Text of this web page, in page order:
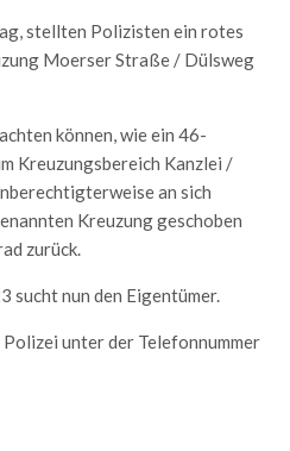
stellten Polizisten ein rotes
Moerser Straße / Dülsweg
können, wie ein 46-
Kreuzungsbereich Kanzlei /
an sich
Kreuzung geschoben
zurück.
sucht nun den Eigentümer.
unter der Telefonnummer